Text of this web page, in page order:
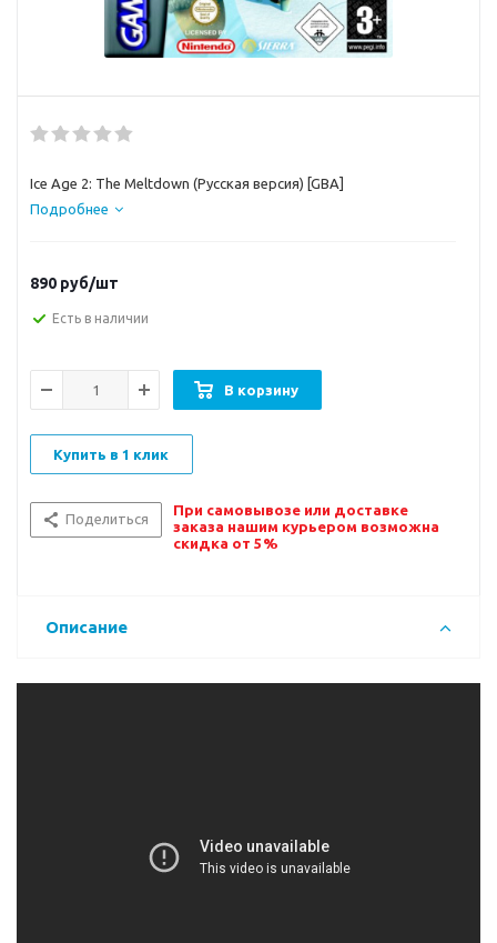
Ice Age 2: The Meltdown (Русская версия) [GBA]
Подробнее
890 руб/шт
Есть в наличии
В корзину
Купить в 1 клик
Поделиться
При самовывозе или доставке
заказа нашим курьером возможна
скидка от 5%
Описание